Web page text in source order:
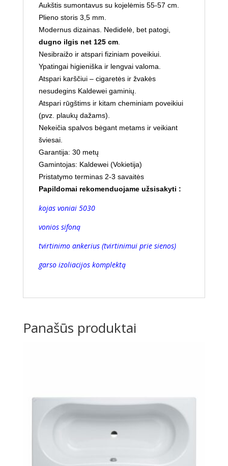
Aukštis sumontavus su kojelėmis 55-57 cm.
Plieno storis 3,5 mm.
Modernus dizainas. Nedidelė, bet patogi,
dugno ilgis net 125 cm.
Nesibraižo ir atspari fiziniam poveikiui.
Ypatingai higieniška ir lengvai valoma.
Atspari karščiui – cigaretės ir žvakės
nesudegins Kaldewei gaminių.
Atspari rūgštims ir kitam cheminiam poveikiui
(pvz. plaukų dažams).
Nekeičia spalvos bėgant metams ir veikiant
šviesai.
Garantija: 30 metų
Gamintojas: Kaldewei (Vokietija)
Pristatymo terminas 2-3 savaitės
Papildomai rekomenduojame užsisakyti :
kojas voniai 5030
vonios sifoną
tvirtinimo ankerius (tvirtinimui prie sienos)
garso izoliacijos komplektą
Panašūs produktai